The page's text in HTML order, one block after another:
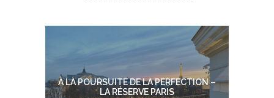
À LA POURSUITE DE LA PERFECTION –
LA RÉSERVE PARIS